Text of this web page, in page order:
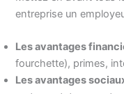
entreprise un
Les avantages
fourchette), primes,
Les avantages